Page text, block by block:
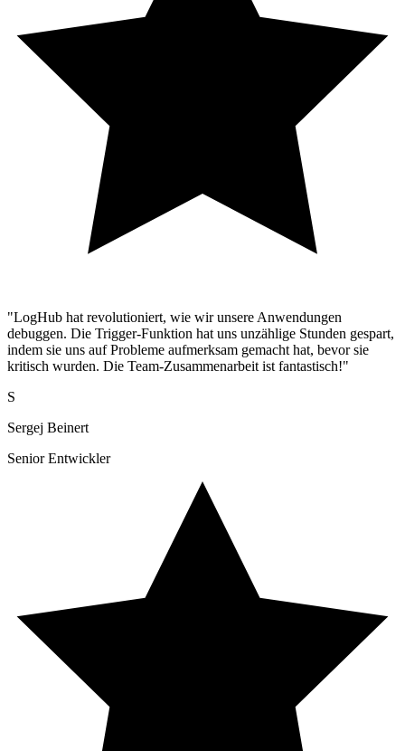
"LogHub hat revolutioniert, wie wir unsere Anwendungen
debuggen. Die Trigger-Funktion hat uns unzählige Stunden gespart,
indem sie uns auf Probleme aufmerksam gemacht hat, bevor sie
kritisch wurden. Die Team-Zusammenarbeit ist fantastisch!"
S
Sergej Beinert
Senior Entwickler